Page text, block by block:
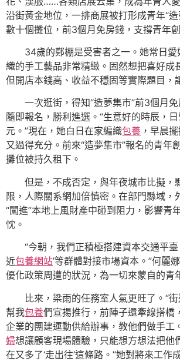
沿街黃金地位，一排商展被打形成青年“
數十個攤位，前3個月免房錢，支撐青年
34歲的鄭棚是受害者之一。她常日
織的手工藝品非常精緻。固然想把喜好成
但開店本錢高、收益不穩固等實際題目，
一次逛街，得知“造夢集市”前3個月
隨即報名，勝利進選。“生意好的時辰，
元。”現在，她白日在家編織包養 ，早晨
又過得充分。前來“造夢集市”報名的青年
攤位被持久租下。
但是，不成否定，與年夜城市比擬，
限，人際關系網加倍慎密。在部門縣域，
“闖進”本地上風財產中碰到阻力，影響青
忱。
“今朝，我們正積極搭建資本交通平臺
近包養網站’等群體對接市場資本。”何麗
優化政策周遭的狀況，為一切來蒙自的青
比來，梁雨的任務室人氣更旺了。“
幫我包養們宣揚推行，前陣子還牽線搭橋
企業的團建運動供給辦事，教他們做手工
婦想讓顧客現場體驗，只能想方想法把他
在又多了‘走出往’這條路。”她對將來工作